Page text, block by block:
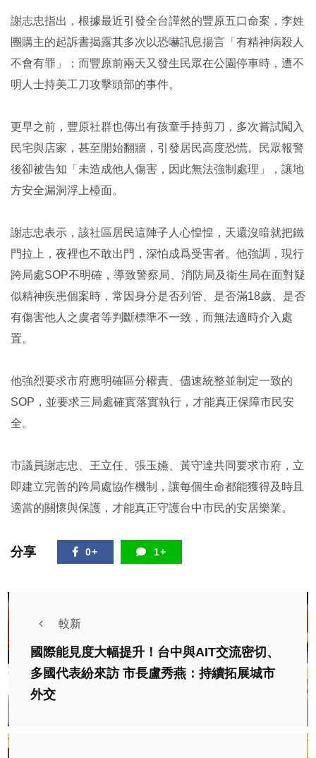
謝志忠指出，根據最近引發全台譁然的豐原五口命案，李姓
團購主的起訴書揭露其多次以恐嚇訊息揚言「有精神病殺人
不會有罪」；而豐原前兩天又發生民眾在公園停車時，遭不
明人士持美工刀攻擊頭部的事件。
更早之前，豐原社群也傳出有孩童手持剪刀，多次嘗試闖入
民宅與店家，甚至開始翻牆，引發居民高度恐慌。民眾報警
後卻被告知「未造成他人傷害，因此無法強制處理」，讓地
方安全漏洞浮上檯面。
謝志忠表示，該社區居民這陣子人心惶惶，天還沒暗就把鐵
門拉上，夜裡也不敢出門，深怕成爲受害者。他強調，現行
跨局處SOP不明確，導致警察局、消防局及衛生局在面對疑
似精神疾患個案時，常因身分是否列管、是否滿18歲、是否
有傷害他人之虞者等判斷標準不一致，而無法適時介入處
置。
他強烈要求市府應明確區分權責、儘速統整並制定一致的
SOP，並要求三局處確實落實執行，才能真正保障市民安
全。
市議員謝志忠、王立任、張玉嬿、黃守達共同要求市府，立
即建立完善的跨局處協作機制，讓每個生命都能獲得及時且
適當的關懷與保護，才能真正守護台中市民的安居樂業。
分享 0+ 1+
較新
國際能見度大幅提升！台中與AIT交流密切、
多國代表紛來訪 市長盧秀燕：持續拓展城市
外交